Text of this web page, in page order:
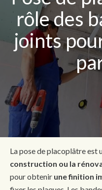
rôle des
joints
La pose de placoplâtre est
construction ou la
pour obtenir une finition